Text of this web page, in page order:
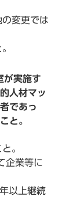
変更では
が実施す
人材マッ
であっ
と。
。
企業等に
以上継続